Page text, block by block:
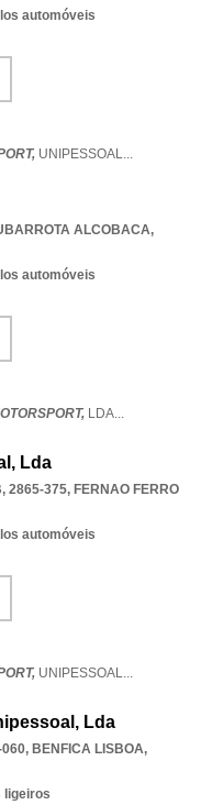
automóveis
UNIPESSOAL...
ALCOBACA,
automóveis
LDA...
Lda
2865-375, FERNAO FERRO
automóveis
UNIPESSOAL...
Lda
060, BENFICA LISBOA,
ligeiros